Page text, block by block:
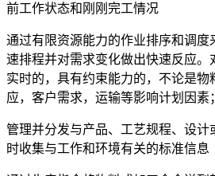
前工作状态和刚刚完工情况
通过有限资源能力的作业排序和调度
速排程并对需求变化做出快速反应。
实时的，具有约束能力的，不论是
应，客户需求，运输等影响计划因素；
管理并分发与产品、工艺规程、设计
时收集与工作和环境有关的标准信息